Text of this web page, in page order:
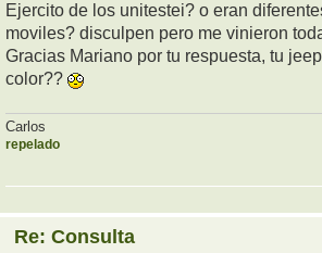
Ejercito de los unitestei? o eran
moviles? disculpen pero me vinieron
Gracias Mariano por tu respuesta, tu
color??
Carlos
repelado
Re: Consulta